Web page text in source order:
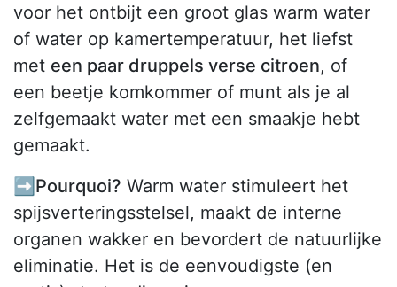
voor het ontbijt een groot glas warm water
of water op kamertemperatuur, het liefst
met een paar druppels verse citroen, of
een beetje komkommer of munt als je al
zelfgemaakt water met een smaakje hebt
gemaakt.
➡️Pourquoi? Warm water stimuleert het
spijsverteringsstelsel, maakt de interne
organen wakker en bevordert de natuurlijke
eliminatie. Het is de eenvoudigste (en